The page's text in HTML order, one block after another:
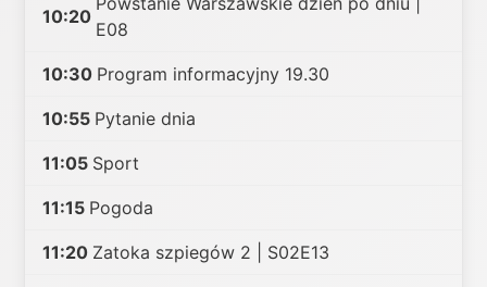
10:20
E08
10:30 Program informacyjny 19.30
10:55 Pytanie dnia
11:05 Sport
11:15 Pogoda
11:20 Zatoka szpiegów 2 | S02E13